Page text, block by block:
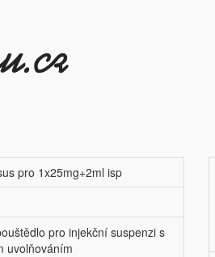
pro 1x25mg+2ml isp
pro injekční suspenzi s
uvolňováním